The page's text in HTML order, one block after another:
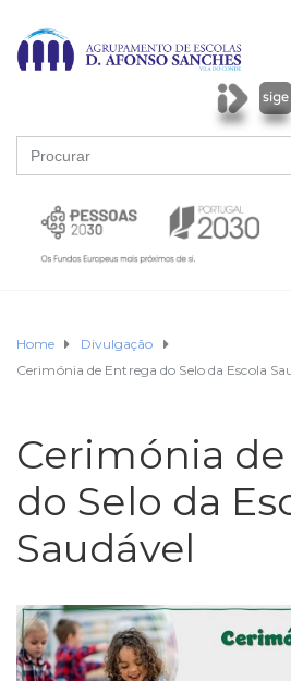
Search
for:
Home
Divulgação
Cerimónia de Entrega do Selo da Escola
Cerimónia
do Selo da
Saudável